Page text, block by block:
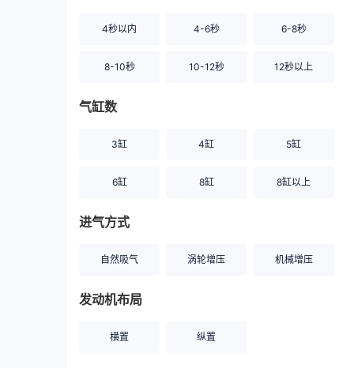
4秒以内 4-6秒 6-8秒
8-10秒 10-12秒 12秒以上
气缸数
3缸 4缸 5缸
6缸 8缸 8缸以上
进气方式
自然吸气 涡轮增压 机械增压
发动机布局
横置 纵置